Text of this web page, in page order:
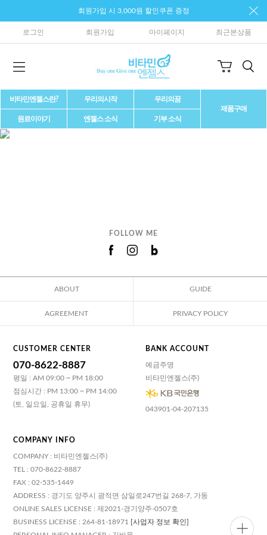
회원가입 시 3,000원 할인쿠폰 증정
로그인 회원가입 마이페이지 최근본상품
비타민엔젤스란? 우리의시작
우리의꿈
제품구매
원료이야기
엔젤스 소식 기부 소식
FOLLOW ME
ABOUT GUIDE
AGREEMENT PRIVACY POLICY
CUSTOMER CENTER
070-8622-8887
평일 : AM 09:00 ~ PM 18:00
점심시간 : PM 13:00 ~ PM 14:00
(토, 일요일, 공휴일 휴무)
BANK ACCOUNT
예금주명
비타민엔젤스(주)
043901-04-207135
COMPANY INFO
COMPANY : 비타민엔젤스(주)
TEL : 070-8622-8887
FAX : 02-535-1449
ADDRESS : 경기도 양주시 광적면 삼일로247번길 268-7, 가동
ONLINE SALES LICENSE : 제2021-경기양주-0507호
BUSINESS LICENSE : 264-81-18971 [사업자 정보 확인]